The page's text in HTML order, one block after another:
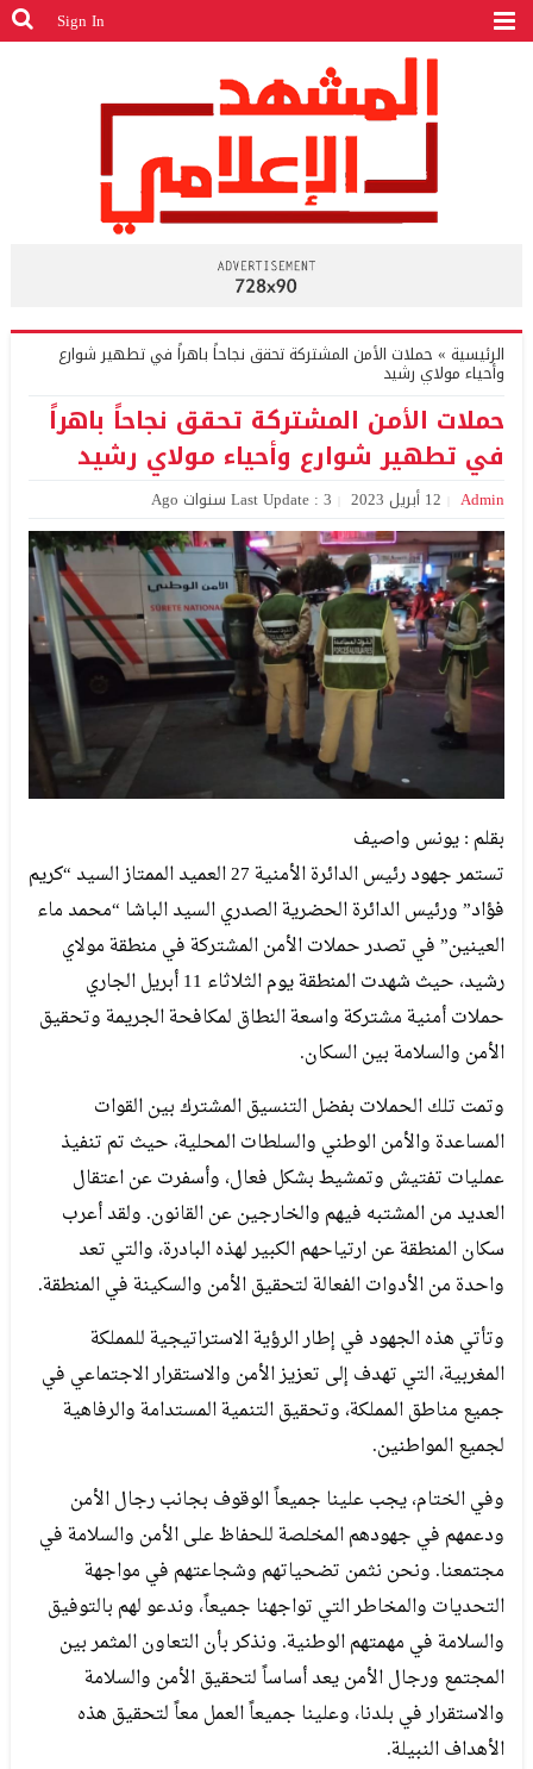
Sign In
الرئيسية » حملات الأمن المشتركة تحقق نجاحاً باهراً في تطهير شوارع
وأحياء مولاي رشيد
حملات الأمن المشتركة تحقق نجاحاً باهراً
في تطهير شوارع وأحياء مولاي رشيد
Admin 12 أبريل 2023 Last Update : 3 سنوات Ago
بقلم : يونس واصيف
تستمر جهود رئيس الدائرة الأمنية 27 العميد الممتاز السيد “كريم
فؤاد” ورئيس الدائرة الحضرية الصدري السيد الباشا “محمد ماء
العينين” في تصدر حملات الأمن المشتركة في منطقة مولاي
رشيد، حيث شهدت المنطقة يوم الثلاثاء 11 أبريل الجاري
حملات أمنية مشتركة واسعة النطاق لمكافحة الجريمة وتحقيق
الأمن والسلامة بين السكان.
وتمت تلك الحملات بفضل التنسيق المشترك بين القوات
المساعدة والأمن الوطني والسلطات المحلية، حيث تم تنفيذ
عمليات تفتيش وتمشيط بشكل فعال، وأسفرت عن اعتقال
العديد من المشتبه فيهم والخارجين عن القانون. ولقد أعرب
سكان المنطقة عن ارتياحهم الكبير لهذه البادرة، والتي تعد
واحدة من الأدوات الفعالة لتحقيق الأمن والسكينة في المنطقة.
وتأتي هذه الجهود في إطار الرؤية الاستراتيجية للمملكة
المغربية، التي تهدف إلى تعزيز الأمن والاستقرار الاجتماعي في
جميع مناطق المملكة، وتحقيق التنمية المستدامة والرفاهية
لجميع المواطنين.
وفي الختام، يجب علينا جميعاً الوقوف بجانب رجال الأمن
ودعمهم في جهودهم المخلصة للحفاظ على الأمن والسلامة في
مجتمعنا. ونحن نثمن تضحياتهم وشجاعتهم في مواجهة
التحديات والمخاطر التي تواجهنا جميعاً، وندعو لهم بالتوفيق
والسلامة في مهمتهم الوطنية. ونذكر بأن التعاون المثمر بين
المجتمع ورجال الأمن يعد أساساً لتحقيق الأمن والسلامة
والاستقرار في بلدنا، وعلينا جميعاً العمل معاً لتحقيق هذه
الأهداف النبيلة.